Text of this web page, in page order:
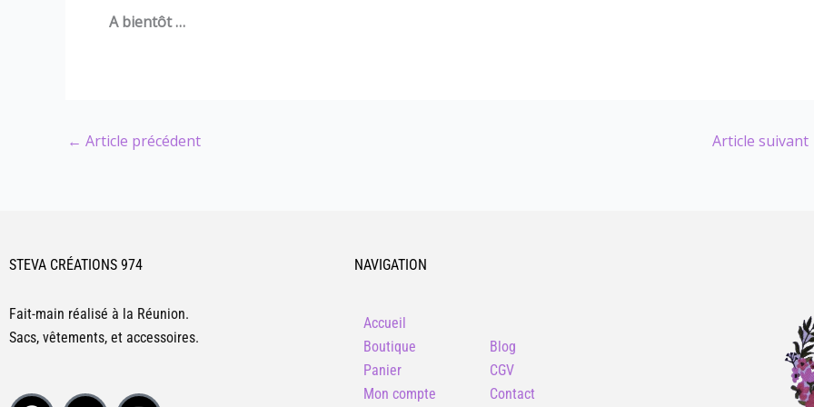
A bientôt …
← Article précédent Article suivant
STEVA CRÉATIONS 974
Fait-main réalisé à la Réunion.
Sacs, vêtements, et accessoires.
NAVIGATION
Accueil
Boutique
Panier
Mon compte
Blog
CGV
Contact